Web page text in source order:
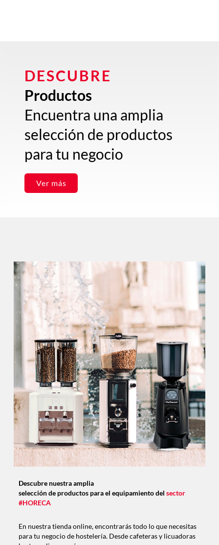
DESCUBRE
Productos
Encuentra una amplia
selección de productos
para tu negocio
Ver más
Descubre nuestra amplia
selección de productos para el equipamiento del sector
#HORECA
En nuestra tienda online, encontrarás todo lo que necesitas
para tu negocio de hostelería. Desde cafeteras y licuadoras